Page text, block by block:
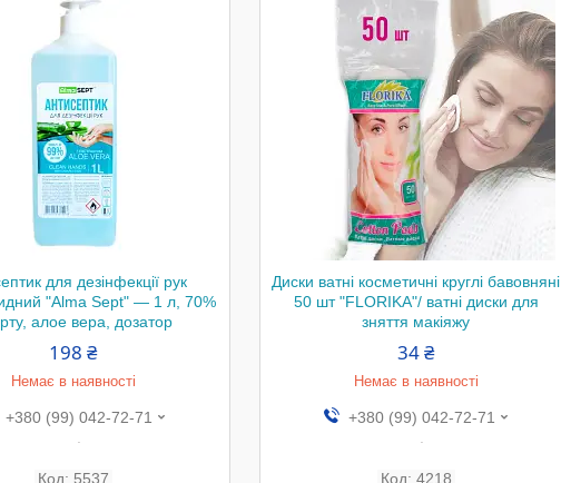
для дезінфекції рук
"Alma Sept" — 1 л, 70%
алое вера, дозатор
198 ₴
Немає в наявності
+380 (99) 042-72-71
5537
Диски ватні косметичні круглі бавовняні
50 шт "FLORIKA"/ ватні диски для
зняття макіяжу
34 ₴
Немає в наявності
+380 (99) 042-72-71
4218